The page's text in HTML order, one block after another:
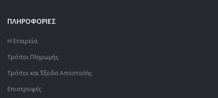
ΠΛΗΡΟΦΟΡΙΕΣ
Η Εταιρεία
Τρόποι Πληρωμής
Τρόποι και Έξοδα Αποστολής
Επιστροφές